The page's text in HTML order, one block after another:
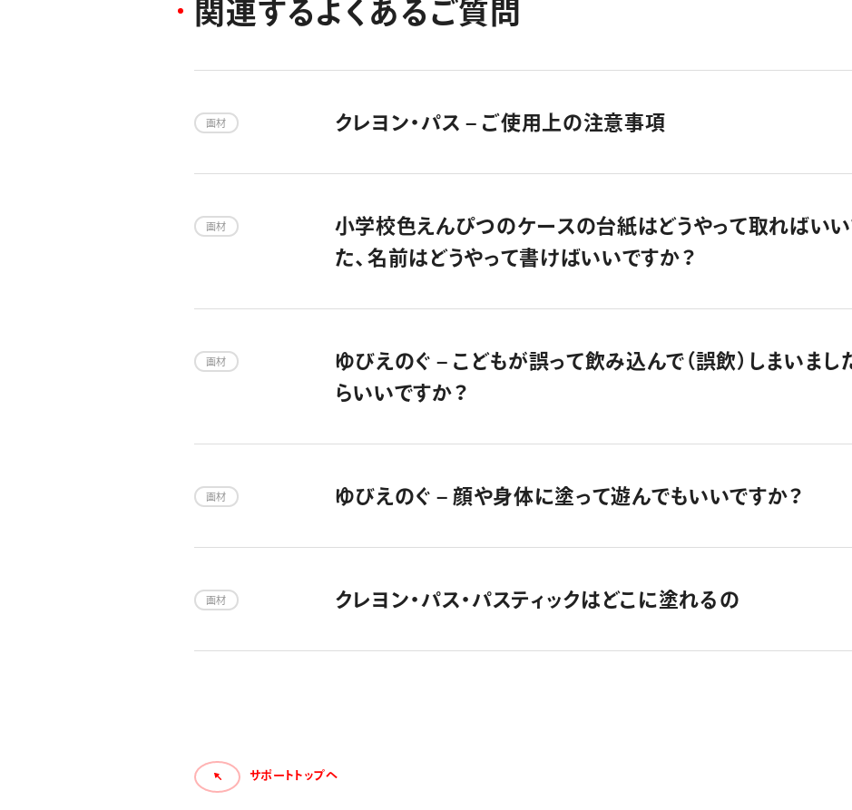
関 連するよ く あ る ご質 問
画材 クレヨン・パス – ご使用上の注意事項
画材
小学校色えんぴつのケースの台紙はどうやって取ればいい
た、名前はどうやって書けばいいですか？
画材
ゆびえのぐ – こどもが誤って飲み込んで（誤飲）しまいまし
らいいですか？
画材 ゆびえのぐ – 顔や身体に塗って遊んでもいいですか？
画材 クレヨン・パス・パスティックはどこに塗れるの
サポートトップへ